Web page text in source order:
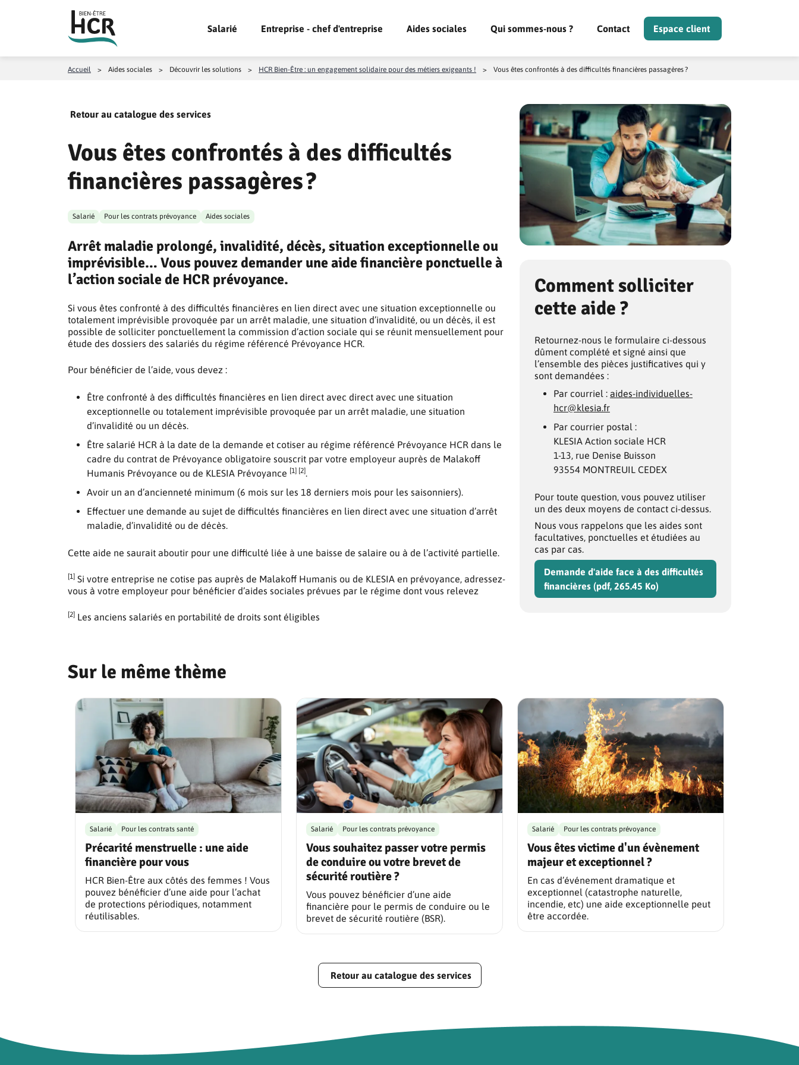
Salarié Entreprise - chef d'entreprise Aides sociales Qui sommes-nous ? Contact Espace client
Accueil > Aides sociales > Découvrir les solutions > HCR Bien-Être : un engagement solidaire pour des métiers exigeants ! > Vous êtes confrontés à des difficultés financières passagères ?
Retour au catalogue des services
Vous êtes confrontés à des difficultés
financières passagères ?
Salarié Pour les contrats prévoyance Aides sociales
Arrêt maladie prolongé, invalidité, décès, situation exceptionnelle ou
imprévisible… Vous pouvez demander une aide financière ponctuelle à
l’action sociale de HCR prévoyance.
Si vous êtes confronté à des difficultés financières en lien direct avec une situation exceptionnelle ou
totalement imprévisible provoquée par un arrêt maladie, une situation d’invalidité, ou un décès, il est
possible de solliciter ponctuellement la commission d’action sociale qui se réunit mensuellement pour
étude des dossiers des salariés du régime référencé Prévoyance HCR.
Pour bénéficier de l’aide, vous devez :
Être confronté à des difficultés financières en lien direct avec direct avec une situation
exceptionnelle ou totalement imprévisible provoquée par un arrêt maladie, une situation
d’invalidité ou un décès.
Être salarié HCR à la date de la demande et cotiser au régime référencé Prévoyance HCR dans le
cadre du contrat de Prévoyance obligatoire souscrit par votre employeur auprès de Malakoff
Humanis Prévoyance ou de KLESIA Prévoyance [1] [2].
Avoir un an d’ancienneté minimum (6 mois sur les 18 derniers mois pour les saisonniers).
Effectuer une demande au sujet de difficultés financières en lien direct avec une situation d’arrêt
maladie, d’invalidité ou de décès.
Cette aide ne saurait aboutir pour une difficulté liée à une baisse de salaire ou à de l’activité partielle.
[1] Si votre entreprise ne cotise pas auprès de Malakoff Humanis ou de KLESIA en prévoyance, adressez-
vous à votre employeur pour bénéficier d’aides sociales prévues par le régime dont vous relevez
[2] Les anciens salariés en portabilité de droits sont éligibles
Comment solliciter
cette aide ?
Retournez-nous le formulaire ci-dessous
dûment complété et signé ainsi que
l’ensemble des pièces justificatives qui y
sont demandées :
Par courriel : aides-individuelles-
hcr@klesia.fr
Par courrier postal :
KLESIA Action sociale HCR
1-13, rue Denise Buisson
93554 MONTREUIL CEDEX
Pour toute question, vous pouvez utiliser
un des deux moyens de contact ci-dessus.
Nous vous rappelons que les aides sont
facultatives, ponctuelles et étudiées au
cas par cas.
Demande d'aide face à des difficultés
financières (pdf, 265.45 Ko)
Sur le même thème
Précarité menstruelle : une aide
financière pour vous
Salarié Pour les contrats santé
HCR Bien-Être aux côtés des femmes ! Vous
pouvez bénéficier d’une aide pour l’achat
de protections périodiques, notamment
réutilisables.
Vous souhaitez passer votre permis
de conduire ou votre brevet de
sécurité routière ?
Salarié Pour les contrats prévoyance
Vous pouvez bénéficier d’une aide
financière pour le permis de conduire ou le
brevet de sécurité routière (BSR).
Vous êtes victime d'un évènement
majeur et exceptionnel ?
Salarié Pour les contrats prévoyance
En cas d’événement dramatique et
exceptionnel (catastrophe naturelle,
incendie, etc) une aide exceptionnelle peut
être accordée.
Retour au catalogue des services